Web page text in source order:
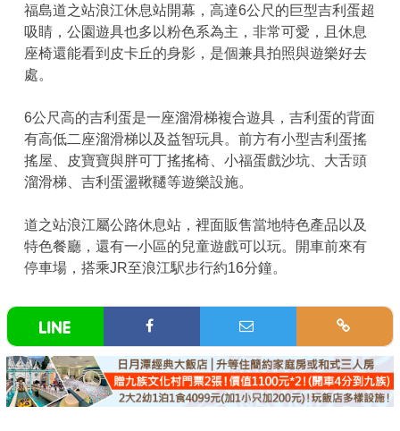
福島道之站浪江休息站開幕，高達6公尺的巨型吉利蛋超
吸睛，公園遊具也多以粉色系為主，非常可愛，且休息
座椅還能看到皮卡丘的身影，是個兼具拍照與遊樂好去
處。
6公尺高的吉利蛋是一座溜滑梯複合遊具，吉利蛋的背面
有高低二座溜滑梯以及益智玩具。前方有小型吉利蛋搖
搖屋、皮寶寶與胖可丁搖搖椅、小福蛋戲沙坑、大舌頭
溜滑梯、吉利蛋盪鞦韆等遊樂設施。
道之站浪江屬公路休息站，裡面販售當地特色產品以及
特色餐廳，還有一小區的兒童遊戲可以玩。開車前來有
停車場，搭乘JR至浪江駅步行約16分鐘。